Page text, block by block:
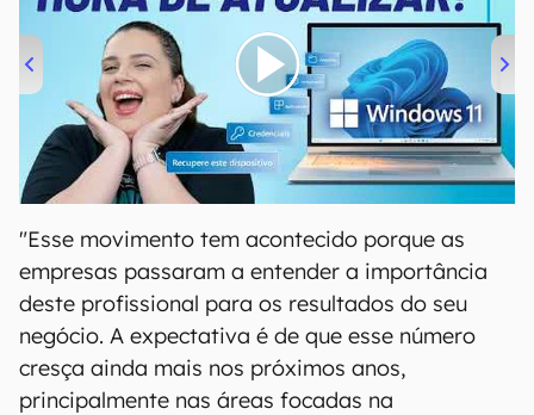
00:00 04:52
"Esse movimento tem acontecido porque as
empresas passaram a entender a importância
deste profissional para os resultados do seu
negócio. A expectativa é de que esse número
cresça ainda mais nos próximos anos,
principalmente nas áreas focadas na